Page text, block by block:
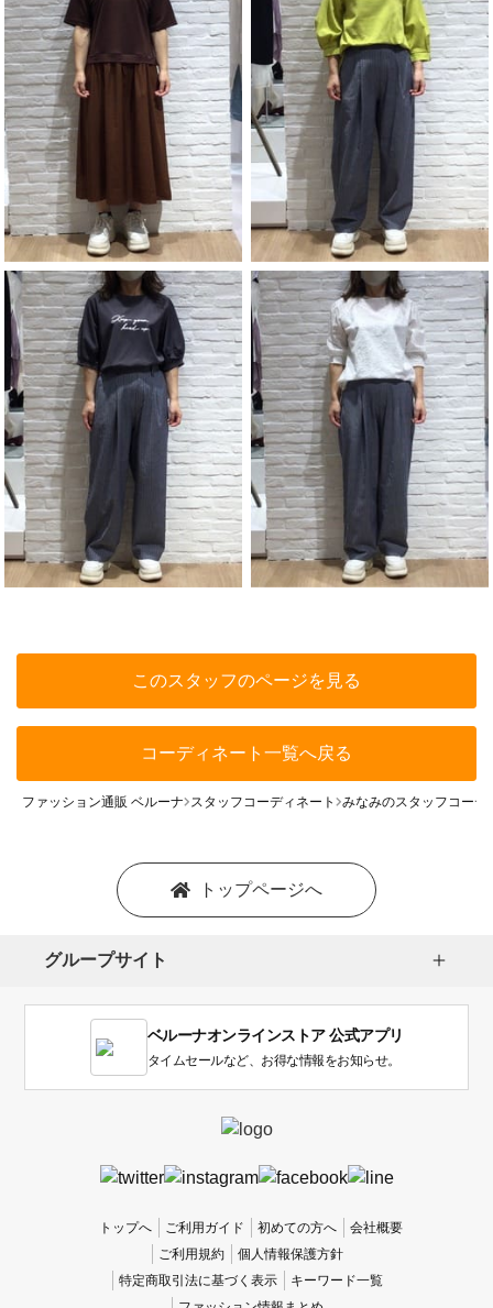
このスタッフのページを見る
コーディネート一覧へ戻る
ファッション通販 ベルーナ スタッフコーディネート みなみのスタッフコーデ
トップページへ
グループサイト
ベルーナオンラインストア 公式アプリ
タイムセールなど、お得な情報をお知らせ。
トップへ ご利用ガイド 初めての方へ
会社概要
ご利用規約
個人情報保護方針
特定商取引法に基づく表示
キーワード一覧